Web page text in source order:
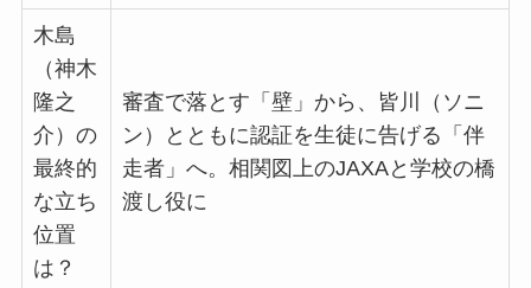
木島
（神木
隆之
介）の
最終的
な立ち
位置
は？
審査で落とす「壁」から、皆川（ソニ
ン）とともに認証を生徒に告げる「伴
走者」へ。相関図上のJAXAと学校の橋
渡し役に